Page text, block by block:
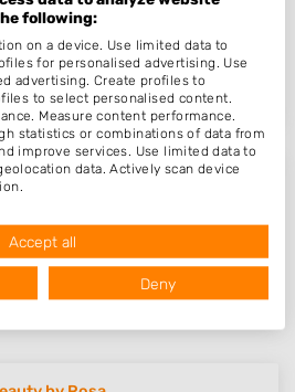
10
Purmerend
15,26 km afstand
Art Nails
Heemstede
following:
on a device. Use limited data to
for personalised advertising. Use
advertising. Create profiles to
to select personalised content.
Measure content performance.
statistics or combinations of data from
improve services. Use limited data to
data. Actively scan device
applies solely to this website/app.
Vendors)
purposes:
Accept all
Deny